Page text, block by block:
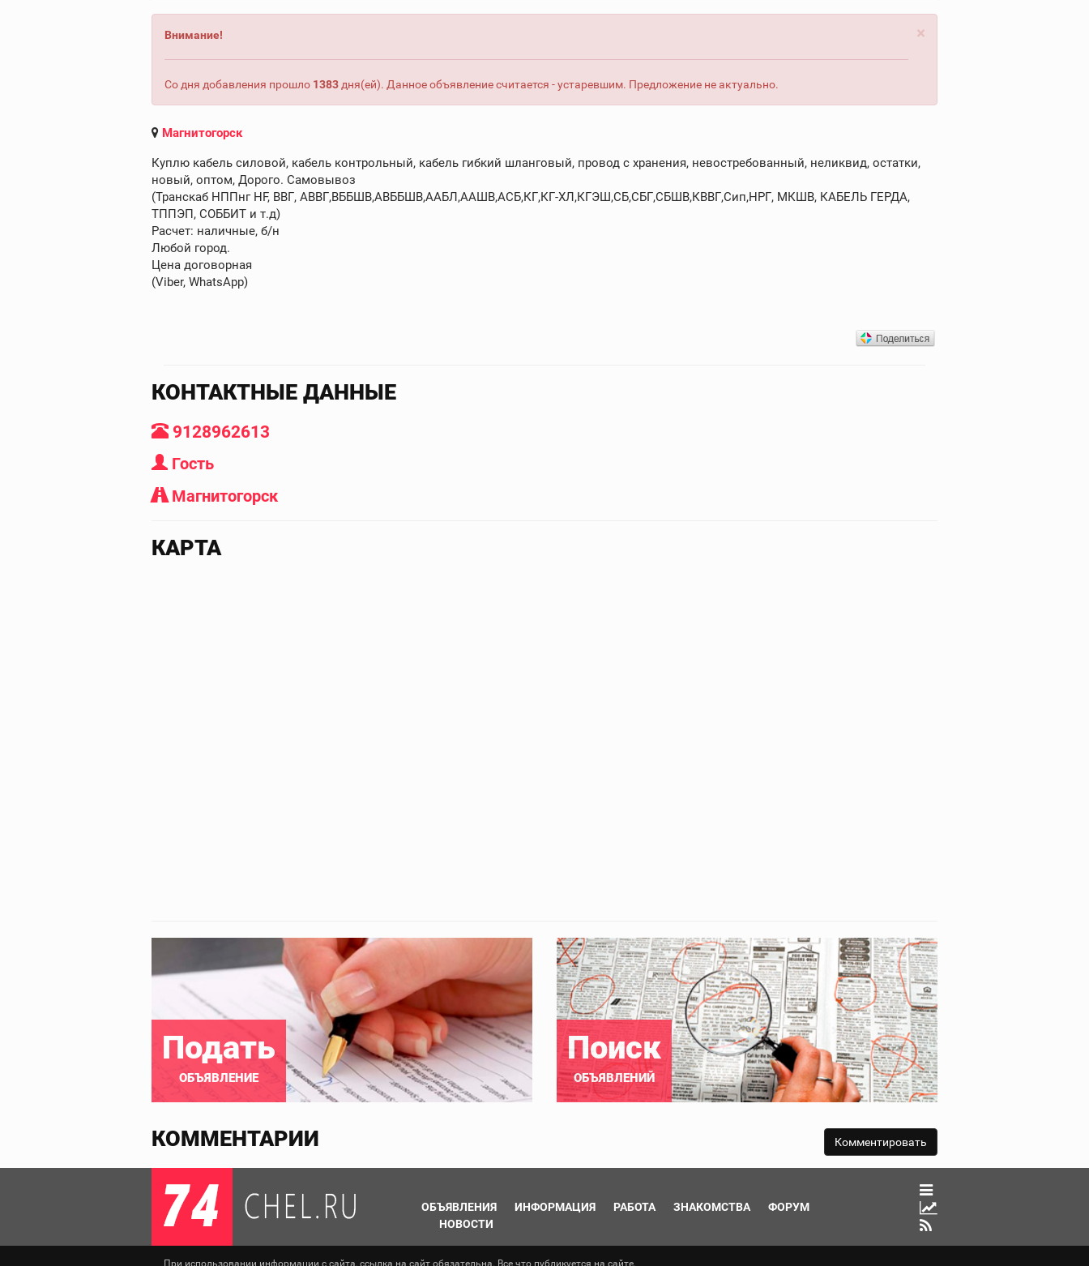
×
Внимание!
Со дня добавления прошло 1383 дня(ей). Данное объявление считается - устаревшим. Предложение не актуально.
Магнитогорск
Куплю кабель силовой, кабель контрольный, кабель гибкий шланговый, провод с хранения, невостребованный, неликвид, остатки,
новый, оптом, Дорого. Самовывоз
(Транскаб НППнг HF, ВВГ, АВВГ,ВББШВ,АВББШВ,ААБЛ,ААШВ,АСБ,КГ,КГ-ХЛ,КГЭШ,СБ,СБГ,СБШВ,КВВГ,Сип,НРГ, МКШВ, КАБЕЛЬ ГЕРДА,
ТППЭП, СОББИТ и т.д)
Расчет: наличные, б/н
Любой город.
Цена договорная
(Viber, WhatsApp)
КОНТАКТНЫЕ ДАННЫЕ
9128962613
Гость
Магнитогорск
КАРТА
Подать
ОБЪЯВЛЕНИЕ
Поиск
ОБЪЯВЛЕНИЙ
КОММЕНТАРИИ
ОБЪЯВЛЕНИЯ ИНФОРМАЦИЯ РАБОТА ЗНАКОМСТВА
ФОРУМ
НОВОСТИ
При использовании информации с сайта, ссылка на сайт обязательна. Все что публикуется на сайте,